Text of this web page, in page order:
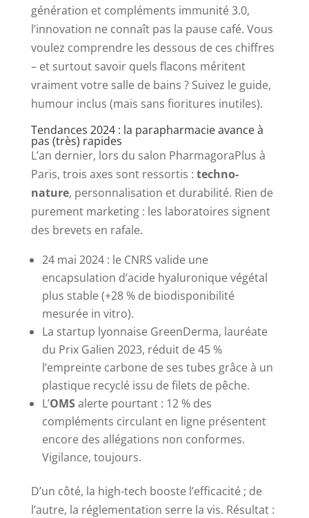
génération et compléments immunité 3.0,
l’innovation ne connaît pas la pause café. Vous
voulez comprendre les dessous de ces chiffres
– et surtout savoir quels flacons méritent
vraiment votre salle de bains ? Suivez le guide,
humour inclus (mais sans fioritures inutiles).
Tendances 2024 : la parapharmacie avance à
pas (très) rapides
L’an dernier, lors du salon PharmagoraPlus à
Paris, trois axes sont ressortis : techno-
nature, personnalisation et durabilité. Rien de
purement marketing : les laboratoires signent
des brevets en rafale.
24 mai 2024 : le CNRS valide une
encapsulation d’acide hyaluronique végétal
plus stable (+28 % de biodisponibilité
mesurée in vitro).
La startup lyonnaise GreenDerma, lauréate
du Prix Galien 2023, réduit de 45 %
l’empreinte carbone de ses tubes grâce à un
plastique recyclé issu de filets de pêche.
L’OMSalerte pourtant : 12 % des
compléments circulant en ligne présentent
encore des allégations non conformes.
Vigilance, toujours.
D’un côté, la high-tech booste l’efficacité ; de
l’autre, la réglementation serre la vis. Résultat :